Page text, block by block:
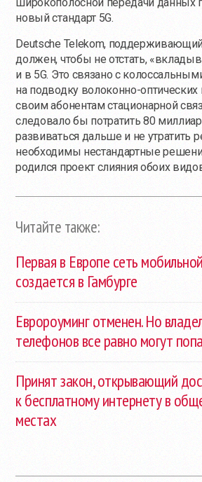
новый стандарт 5G.
Deutsche Telekom,
должен, чтобы не отстать,
и в 5G. Это связано с
на подводку волоконно-
своим абонентам стационарной
следовало бы потратить 80
развиваться дальше и не утратить
необходимы нестандартные
родился проект слияния обоих
Читайте также:
Первая в Европе сеть
создается в Гамбурге
Евророуминг отменен. Но
телефонов все равно могут
Принят закон, открывающий
к бесплатному интернету в
местах